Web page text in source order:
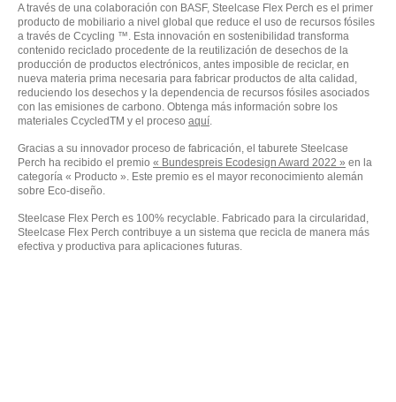
A través de una colaboración con BASF, Steelcase Flex Perch es el primer
producto de mobiliario a nivel global que reduce el uso de recursos fósiles
a través de Ccycling ™. Esta innovación en sostenibilidad transforma
contenido reciclado procedente de la reutilización de desechos de la
producción de productos electrónicos, antes imposible de reciclar, en
nueva materia prima necesaria para fabricar productos de alta calidad,
reduciendo los desechos y la dependencia de recursos fósiles asociados
con las emisiones de carbono. Obtenga más información sobre los
materiales CcycledTM y el proceso aquí
Gracias a su innovador proceso de fabricación, el taburete Steelcase
Perch ha recibido el premio « Bundespreis Ecodesign Award 2022 » en la
categoría « Producto ». Este premio es el mayor reconocimiento alemán
sobre Eco-diseño.
Steelcase Flex Perch es 100% recyclable. Fabricado para la circularidad,
Steelcase Flex Perch contribuye a un sistema que recicla de manera más
efectiva y productiva para aplicaciones futuras.